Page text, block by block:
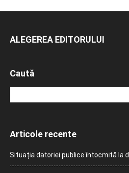
ALEGEREA EDITORULUI
Caută
Articole recente
Situația datoriei publice întocmită la